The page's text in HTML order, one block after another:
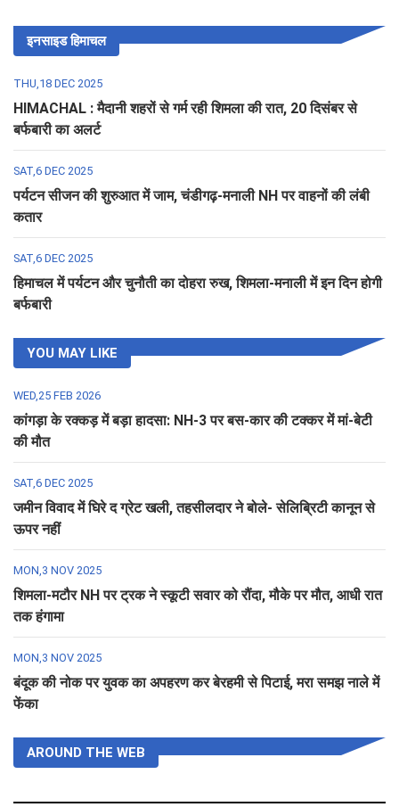
इनसाइड हिमाचल
THU,18 DEC 2025
HIMACHAL : मैदानी शहरों से गर्म रही शिमला की रात, 20 दिसंबर से
बर्फबारी का अलर्ट
SAT,6 DEC 2025
पर्यटन सीजन की शुरुआत में जाम, चंडीगढ़-मनाली NH पर वाहनों की लंबी
कतार
SAT,6 DEC 2025
हिमाचल में पर्यटन और चुनौती का दोहरा रुख, शिमला-मनाली में इन दिन होगी
बर्फबारी
YOU MAY LIKE
WED,25 FEB 2026
कांगड़ा के रक्कड़ में बड़ा हादसा: NH-3 पर बस-कार की टक्कर में मां-बेटी
की मौत
SAT,6 DEC 2025
जमीन विवाद में घिरे द ग्रेट खली, तहसीलदार ने बोले- सेलिब्रिटी कानून से
ऊपर नहीं
MON,3 NOV 2025
शिमला-मटौर NH पर ट्रक ने स्कूटी सवार को रौंदा, मौके पर मौत, आधी रात
तक हंगामा
MON,3 NOV 2025
बंदूक की नोक पर युवक का अपहरण कर बेरहमी से पिटाई, मरा समझ नाले में
फेंका
AROUND THE WEB